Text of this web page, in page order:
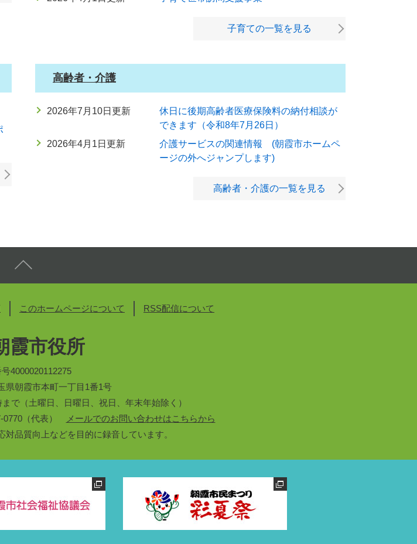
子育ての一覧を見る
高齢者・介護
2026年7月10日更新
休日に後期高齢者医療保険料の納付相談が
できます（令和8年7月26日）
2026年4月1日更新
介護サービスの関連情報 (朝霞市ホームペ
ージの外へジャンプします)
高齢者・介護の一覧を見る
このホームページについて RSS配信について
霞市役所
4000020112275
朝霞市本町一丁目1番1号
で（土曜日、日曜日、祝日、年末年始除く）
0770（代表）
メールでのお問い合わせはこちらから
品質向上などを目的に録音しています。